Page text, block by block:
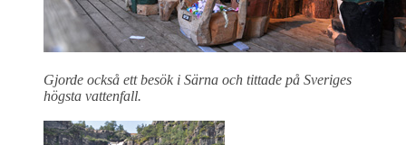
Gjorde också ett besök i Särna och tittade på Sveriges
högsta vattenfall.